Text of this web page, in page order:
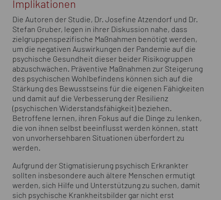
Implikationen
Die Autoren der Studie, Dr. Josefine Atzendorf und Dr.
Stefan Gruber, legen in ihrer Diskussion nahe, dass
zielgruppenspezifische Maßnahmen benötigt werden,
um die negativen Auswirkungen der Pandemie auf die
psychische Gesundheit dieser beider Risikogruppen
abzuschwächen. Präventive Maßnahmen zur Steigerung
des psychischen Wohlbefindens können sich auf die
Stärkung des Bewusstseins für die eigenen Fähigkeiten
und damit auf die Verbesserung der Resilienz
(psychischen Widerstandsfähigkeit) beziehen.
Betroffene lernen, ihren Fokus auf die Dinge zu lenken,
die von ihnen selbst beeinflusst werden können, statt
von unvorhersehbaren Situationen überfordert zu
werden.
Aufgrund der Stigmatisierung psychisch Erkrankter
sollten insbesondere auch ältere Menschen ermutigt
werden, sich Hilfe und Unterstützung zu suchen, damit
sich psychische Krankheitsbilder gar nicht erst